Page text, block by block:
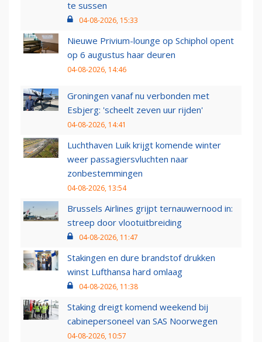
te sussen
04-08-2026, 15:33
Nieuwe Privium-lounge op Schiphol opent
op 6 augustus haar deuren
04-08-2026, 14:46
Groningen vanaf nu verbonden met
Esbjerg: 'scheelt zeven uur rijden'
04-08-2026, 14:41
Luchthaven Luik krijgt komende winter
weer passagiersvluchten naar
zonbestemmingen
04-08-2026, 13:54
Brussels Airlines grijpt ternauwernood in:
streep door vlootuitbreiding
04-08-2026, 11:47
Stakingen en dure brandstof drukken
winst Lufthansa hard omlaag
04-08-2026, 11:38
Staking dreigt komend weekend bij
cabinepersoneel van SAS Noorwegen
04-08-2026, 10:57